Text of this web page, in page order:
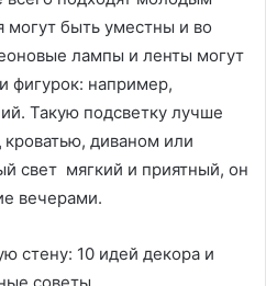
могут быть уместны и во
лампы и ленты могут
фигурок: например,
Такую подсветку лучше
кроватью, диваном или
свет мягкий и приятный, он
вечерами.